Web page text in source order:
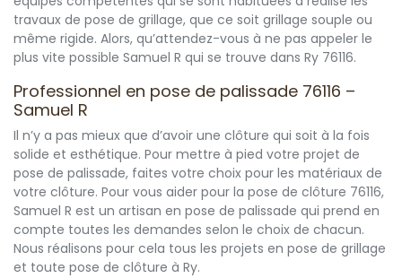
travaux de pose de grillage, que ce soit grillage souple ou
même rigide. Alors, qu’attendez-vous à ne pas appeler le
plus vite possible Samuel R qui se trouve dans Ry 76116.
Professionnel en pose de palissade 76116 –
Samuel R
Il n’y a pas mieux que d’avoir une clôture qui soit à la fois
solide et esthétique. Pour mettre à pied votre projet de
pose de palissade, faites votre choix pour les matériaux de
votre clôture. Pour vous aider pour la pose de clôture 76116,
Samuel R est un artisan en pose de palissade qui prend en
compte toutes les demandes selon le choix de chacun.
Nous réalisons pour cela tous les projets en pose de grillage
et toute pose de clôture à Ry.